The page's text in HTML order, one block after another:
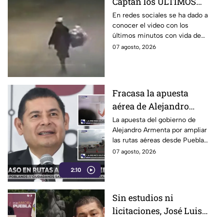
minutos con vida de
Dominga, abuelita que
murió atacada en
Amozoc
En redes sociales se ha dado a
conocer el video con los
últimos minutos con vida de
Dominga, abuelita que fue
07 agosto, 2026
2:10
Fracasa la apuesta
aérea de Alejandro
Armenta, cancelan ruta
impulsada por Turismo
de Carla López-Malo
La apuesta del gobierno de
Alejandro Armenta por ampliar
las rutas aéreas desde Puebla
ya enfrenta su primer revés. A
que pone en duda la
planeación y el alcance de una
07 agosto, 2026
Sin estudios ni
licitaciones, José Luis